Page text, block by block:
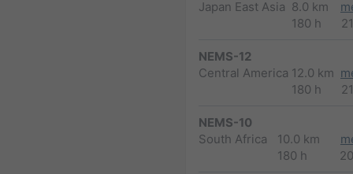
Japan East Asia 8.0 km
180 h
NEMS-12
Central America 12.0 km
180 h
NEMS-10
South Africa
10.0 km
180 h